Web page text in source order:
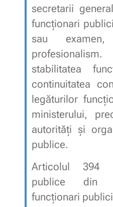
secretarii
funcționari
sau
stabilitatea
continuitatea
legăturilor
ministerului,
autorități și
publice.
Articolul 394
publice din
funcționari publici